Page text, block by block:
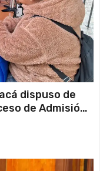
dispuso de
de Admisión